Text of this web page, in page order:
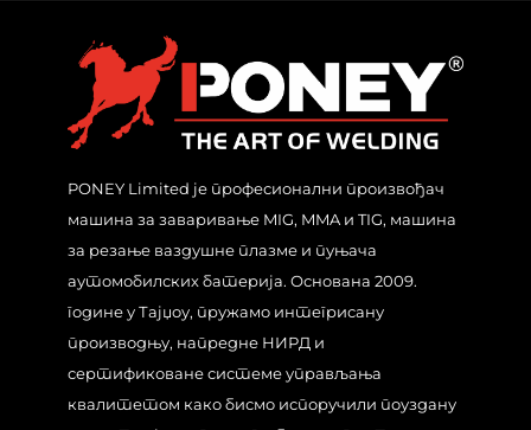
PONEY Limited је професионални произвођач
машина за заваривање MIG, MMA и TIG, машина
за резање ваздушне плазме и пуњача
аутомобилских батерија. Основана 2009.
године у Тајџоу, пружамо интегрисану
производњу, напредне НИРД и
сертификоване системе управљања
квалитетом како бисмо испоручили поуздану